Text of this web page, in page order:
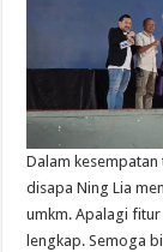
Dalam
disapa Ning Lia
umkm. Apalagi
lengkap. Semoga